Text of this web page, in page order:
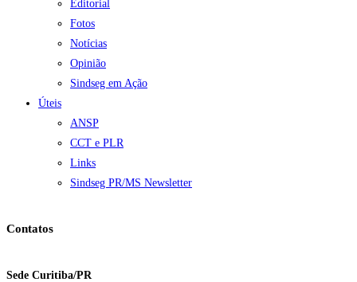
Editorial
Fotos
Notícias
Opinião
Sindseg em Ação
Úteis
ANSP
CCT e PLR
Links
Sindseg PR/MS Newsletter
Contatos
Sede Curitiba/PR